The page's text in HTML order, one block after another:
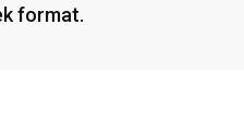
format.